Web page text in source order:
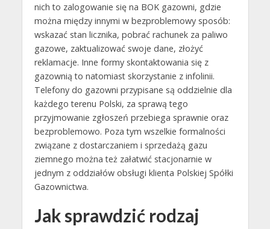
nich to zalogowanie się na BOK gazowni, gdzie
można między innymi w bezproblemowy sposób:
wskazać stan licznika, pobrać rachunek za paliwo
gazowe, zaktualizować swoje dane, złożyć
reklamacje. Inne formy skontaktowania się z
gazownią to natomiast skorzystanie z infolinii.
Telefony do gazowni przypisane są oddzielnie dla
każdego terenu Polski, za sprawą tego
przyjmowanie zgłoszeń przebiega sprawnie oraz
bezproblemowo. Poza tym wszelkie formalności
związane z dostarczaniem i sprzedażą gazu
ziemnego można też załatwić stacjonarnie w
jednym z oddziałów obsługi klienta Polskiej Spółki
Gazownictwa.
Jak sprawdzić rodzaj